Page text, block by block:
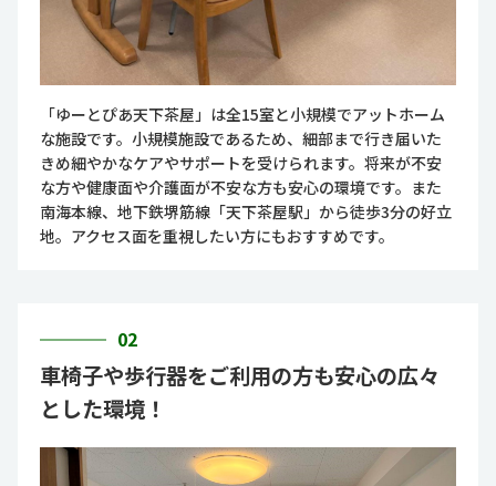
「ゆーとぴあ天下茶屋」は全15室と小規模でアットホーム
な施設です。小規模施設であるため、細部まで行き届いた
きめ細やかなケアやサポートを受けられます。将来が不安
な方や健康面や介護面が不安な方も安心の環境です。また
南海本線、地下鉄堺筋線「天下茶屋駅」から徒歩3分の好立
地。アクセス面を重視したい方にもおすすめです。
02
車椅子や歩行器をご利用の方も安心の広々
とした環境！